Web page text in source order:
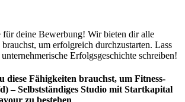
für deine Bewerbung! Wir bieten dir alle
um erfolgreich durchzustarten. Lass
Erfolgsgeschichte schreiben!
diese Fähigkeiten brauchst, um Fitness-
– Selbstständiges Studio mit Startkapital